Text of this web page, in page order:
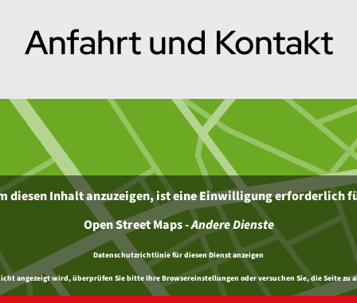
Anfahrt und Kontakt
diesen Inhalt anzuzeigen, ist eine Einwilligung erforderlich
Open Street Maps-Andere Dienste
Datenschutzrichtlinie für diesen Dienst anzeigen
angezeigt wird, überprüfen Sie bitte Ihre Browsereinstellungen oder versuchen Sie, die Seite